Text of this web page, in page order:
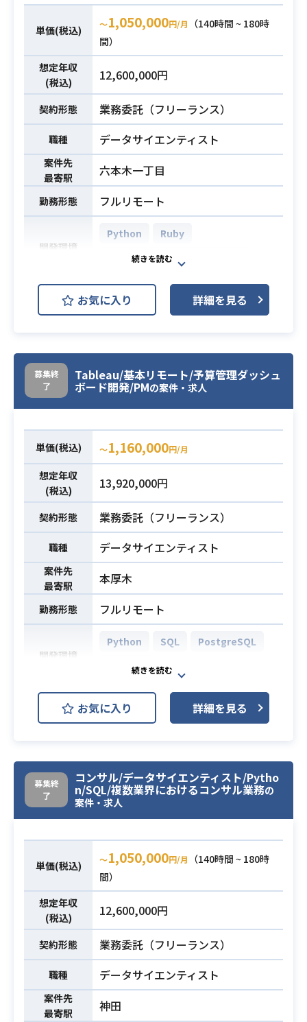
ータ分析できる「アルゴリズム開
発」ができるデータサイエンティス
トを探しております。
膨大な位置情報データ（数百万ユー
ザー）を解析し、
実クライアントに役立つ指標の設計
や精度の検証及び改善していただき
ます。
また、解析結果をクライアントに届
けるためのデータパイプライン開発
も行います。
今後の展望としてはこれからさら
に、売上予測、位置情報広告等の機
能を追加、
人流ビッグデータを活用する分析基
盤・マーケティング基盤として、圧
倒的なトップを取りにいきます。
今回募集しているデータサイエンテ
ズムを作り上げるポジションです。
【開発環境】
・言語: Python, JavaScript, SQL
・データ処理: BigQuery, Airflow, そ
【おすすめポイント】
クラウドベース、サーバレスな開発
り、
技術選定、仕様検討も含め、ご自身
で実施いただける環境です。
全社の人数が少ないことで逆に、ク
ライアントの声を簡単に開発部隊へ
フィードバックでき、
自分の作った機能に対して「これほ
しかったんだよね」と言っていただ
ける環境です。
必須スキル
習エンジニア、データエンジニアと
しての実務経験
・Python、SQLの活用経験
・機械学習、統計解析、データマイ
単価(税込) 〜1,050,000円/月
（140時間 ~ 180時
間）
想定年収
(税込)
12,600,000円
契約形態 業務委託（フリーランス）
職種 データサイエンティスト
案件先
最寄駅
六本木一丁目
勤務形態 フルリモート
開発環境
Python
Ruby
AWS (Amazon Web Services)
同社は中古マンションを簡単に購
入・売却ができるスマホアプリを運
産テック企業です。
今回はデータチームへの配属とな
り、既存のプロダクトや新規のプロ
ダクトに対して、グループ会社と連
携しつつ、
住に関わる周辺情報を関連されなが
らサービスを拡大に関わって頂く予
定です。
どのような情報をサービスにしてい
くか分析し、企画まで行って頂ける
方を求めております。
必須スキル
・Pythonを用いた開発経験
・AI、機械学習、データ分析に関す
る開発経験
た経験
お気に入り 詳細を見る
募集終
了
Tableau/基本リモート/予算管理ダッシュ
ボード開発/PMの案件・求人
単価(税込) 〜1,160,000円/月
想定年収
(税込)
13,920,000円
契約形態 業務委託（フリーランス）
職種 データサイエンティスト
案件先
最寄駅
本厚木
勤務形態 フルリモート
開発環境
Python SQL
PostgreSQL
Tableau
業務内容
【案件概要】
大手自動車メーカー予算管理部門向
詳細は面談時にお話しいたします。
【業務内容】
・要件ヒアリング、顧客折衝
・ダッシュボードデザイン検討・提
案
・ダッシュボード開発
・運用手順書作成
必須スキル
・SQLの知識、実務経験があること
・顧客折衝、要件定義、が独力で出
来ること
・tableauダッシュボードの要件定
義、デザイン検討、開発まで一気通
貫で実施したことがあること
お気に入り 詳細を見る
募集終
了
コンサル/データサイエンティスト/Pytho
n/SQL/複数業界におけるコンサル業務の
案件・求人
単価(税込) 〜1,050,000円/月
（140時間 ~ 180時
間）
想定年収
(税込)
12,600,000円
契約形態 業務委託（フリーランス）
職種 データサイエンティスト
案件先
最寄駅
神田